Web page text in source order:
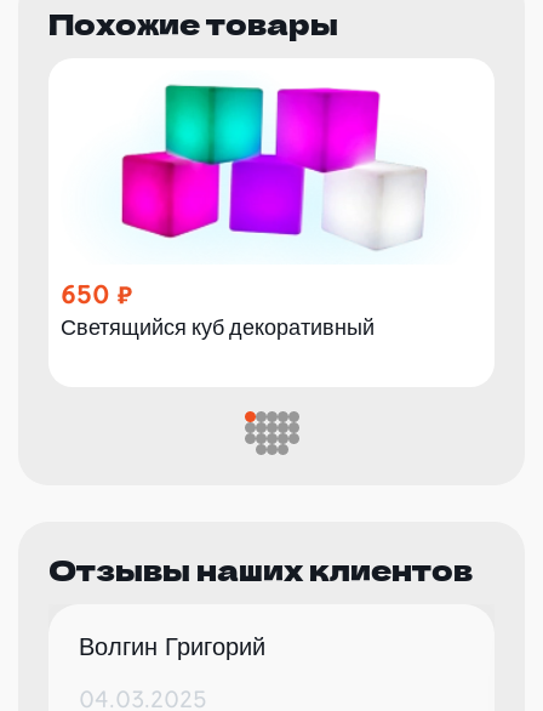
Похожие товары
650
Светящийся куб декоративный
Отзывы наших клиентов
Волгин Григорий
04.03.2025